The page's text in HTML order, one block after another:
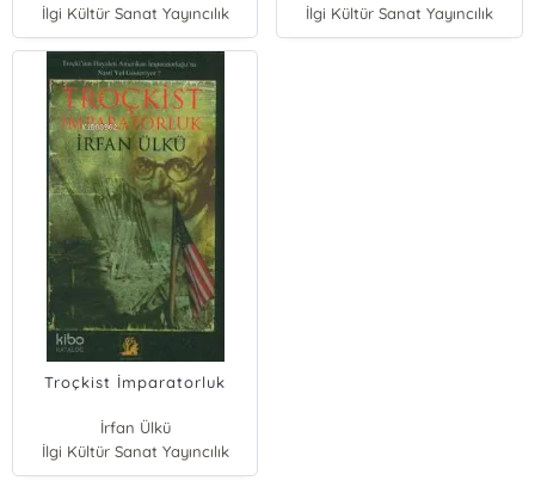
İlgi Kültür Sanat Yayıncılık
İlgi Kültür Sanat Yayıncılık
Troçkist İmparatorluk
İrfan Ülkü
İlgi Kültür Sanat Yayıncılık